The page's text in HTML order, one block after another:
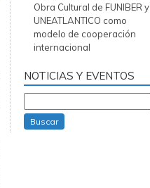
Obra Cultural de FUNIBER y
UNEATLANTICO como
modelo de cooperación
internacional
NOTICIAS Y EVENTOS
Buscar